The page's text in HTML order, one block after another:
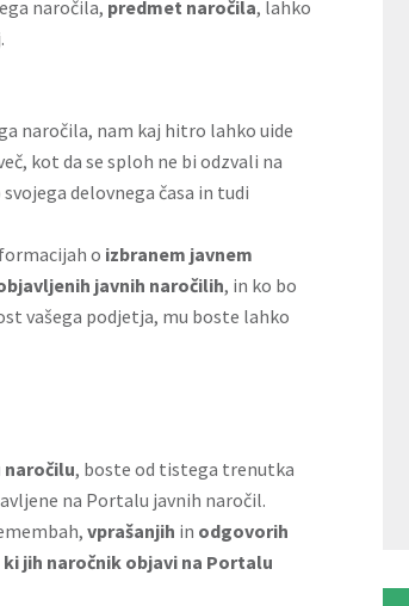
naročila, predmet naročila, lahko
naročila, nam kaj hitro lahko uide
kot da se sploh ne bi odzvali na
delovnega časa in tudi
o izbranem javnem
javnih naročilih, in ko bo
vašega podjetja, mu boste lahko
naročilu, boste od tistega trenutka
na Portalu javnih naročil.
vprašanjih in odgovorih
jih naročnik objavi na Portalu